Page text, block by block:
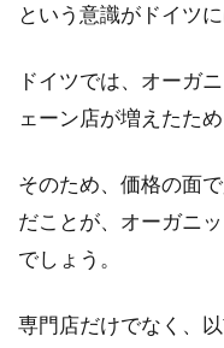
作
すが
という意識がドイツ
ドイツでは、オーガ
ェーン店が増えたた
そのため、価格の面
だことが、オーガニ
でしょう。
専門店だけでなく、